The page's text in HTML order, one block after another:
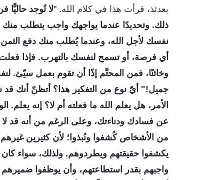
بعدئذ، قرأت هذا في كلام الله. "لا تُوجد حاليًّا
ذلك. وتحديدًا عندما يواجهك واجب يتطلب منك
نفسك لأجل الله، وعندما يُطلب منك دفع
أي فرصة، أو تسمح لنفسك بالتهرب. فإذا
وخائنًا، فمن المحتَّم إذًا أن تقوم بعمل سيّئ.
جميل!" أيّ نوع من التفكير هذا؟ أتظنّ أنك
الأمر، هل يعلم الله ما فعلته أم لا؟ إنه
عن فسادك ودناءتك، وعلى الرغم من أنه قد
من الأشخاص كُشفوا ونُبذوا؛ لأن كثيرين
يكشفوا حقيقتهم ويطردوهم. ولذلك، سواء كان
واجبهم بقدر استطاعتهم، وأن يوظفوا ضميرهم